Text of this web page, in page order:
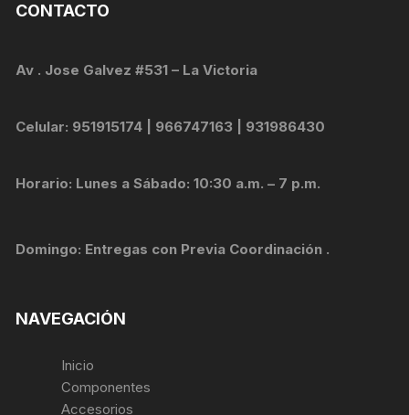
CONTACTO
Av . Jose Galvez #531 – La Victoria
Celular: 951915174 | 966747163 | 931986430
Horario: Lunes a Sábado: 10:30 a.m. – 7 p.m.
Domingo: Entregas con Previa Coordinación .
NAVEGACIÓN
Inicio
Componentes
Accesorios